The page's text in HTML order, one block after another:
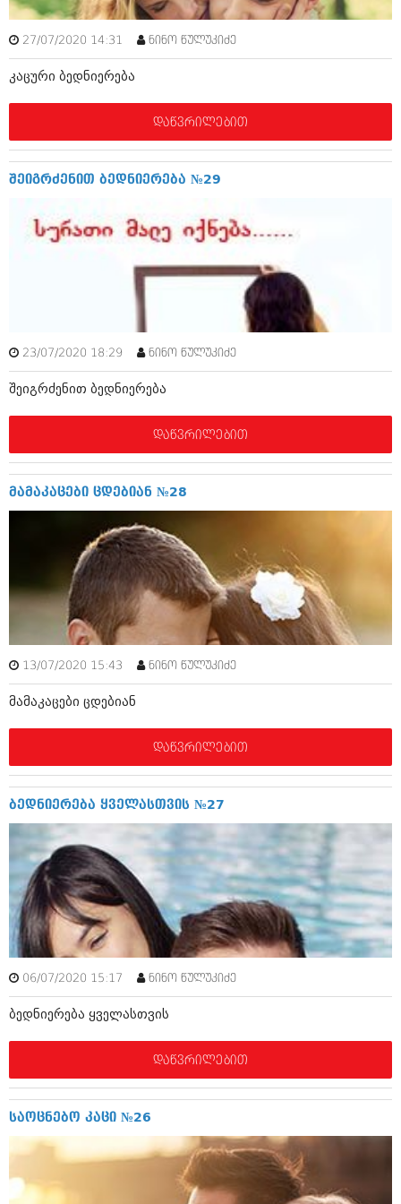
იანვარი 2016 (206)
ნოემბერი 2015 (264)
სექტემბერი 2015 (215)
აგვისტო 2015 (286)
ივლისი 2015 (173)
მაისი 2015 (194)
აპრილი 2015 (208)
იანვარი 2015 (247)
დეკემბერი 2014 (342)
ნოემბერი 2014 (290)
ოქტომბერი 2014 (292)
სექტემბერი 2014 (394)
ივლისი 2014 (313)
ივნისი 2014 (366)
მაისი 2014 (313)
აპრილი 2014 (290)
იანვარი 2014 (297)
ნოემბერი 2013 (279)
ოქტომბერი 2013 (256)
სექტემბერი 2013 (368)
აგვისტო 2013 (89)
ივლისი 2013 (182)
ივნისი 2013 (212)
მაისი 2013 (259)
აპრილი 2013 (304)
მარტი 2013 (352)
თებერვალი 2013 (204)
დეკემბერი 2012 (98)
ოქტომბერი 2012 (350)
სექტემბერი 2012 (264)
აგვისტო 2012 (268)
ივლისი 2012 (322)
მაისი 2012 (240)
მარტი 2012 (259)
თებერვალი 2012 (376)
იანვარი 2012 (322)
ნოემბერი 2011 (471)
ოქტომბერი 2011 (754)
სექტემბერი 2011 (407)
აგვისტო 2011 (249)
ივლისი 2011 (400)
ივნისი 2011 (438)
მაისი 2011 (415)
აპრილი 2011 (294)
იანვარი 2011 (647)
(157)
დეკემბერი 2010 (881)
ნოემბერი 2010 (422)
ოქტომბერი 2010 (341)
სექტემბერი 2010 (449)
აგვისტო 2010 (461)
ივლისი 2010 (556)
27/07/2020 14:31 ნინო წულუკიძე
კაცური ბედნიერება
დაწვრილებით
შეიგრძენით ბედნიერება №29
23/07/2020 18:29 ნინო წულუკიძე
შეიგრძენით ბედნიერება
დაწვრილებით
მამაკაცები ცდებიან №28
13/07/2020 15:43 ნინო წულუკიძე
მამაკაცები ცდებიან
დაწვრილებით
ბედნიერება ყველასთვის №27
06/07/2020 15:17 ნინო წულუკიძე
ბედნიერება ყველასთვის
დაწვრილებით
საოცნებო კაცი №26